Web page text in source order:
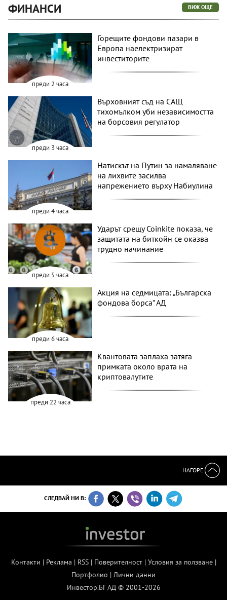
ФИНАНСИ ВИЖ ОЩЕ
преди 2 часа
Горещите фондови пазари в
Европа наелектризират
инвеститорите
преди 3 часа
Върховният съд на САЩ
тихомълком уби независимостта
на борсовия регулатор
преди 4 часа
Натискът на Путин за намаляване
на лихвите засилва
напрежението върху Набиулина
преди 5 часа
Ударът срещу Coinkite показа, че
защитата на биткойн се оказва
трудно начинание
преди 6 часа
Акция на седмицата: „Българска
фондова борса“ АД
преди 22 часа
Квантовата заплаха затяга
примката около врата на
криптовалутите
НАГОРЕ
СЛЕДВАЙ НИ В:
Контакти | Реклама | RSS| Поверителност| Условия за ползване|
Портфолио | Лични данни
Инвестор.БГ АД © 2001-2026